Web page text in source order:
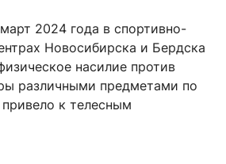
2024 года в спортивно-
Новосибирска и Бердска
насилие против
различными предметами по
привело к телесным